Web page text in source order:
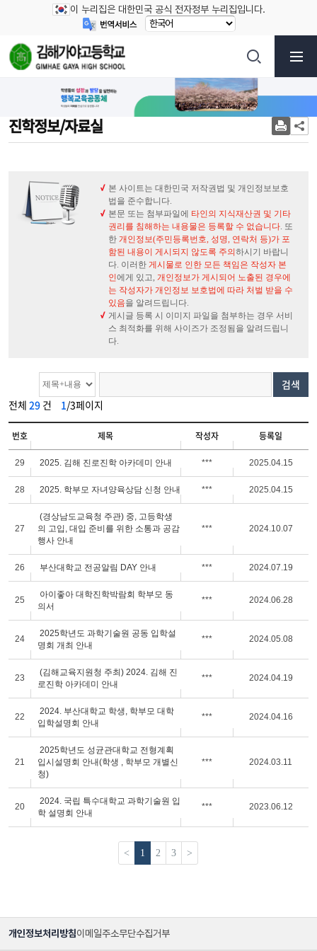
이 누리집은 대한민국 공식 전자정부 누리집입니다.
진학정보/자료실
본 사이트는 대한민국 저작권법 및 개인정보보호
법을 준수합니다.
본문 또는 첨부파일에 타인의 지식재산권 및 기타
권리를 침해하는 내용물은 등록할 수 없습니다. 또
한 개인정보(주민등록번호, 성명, 연락처 등)가 포
함된 내용이 게시되지 않도록 주의하시기 바랍니
다. 이러한 게시물로 인한 모든 책임은 작성자 본
인에게 있고, 개인정보가 게시되어 노출된 경우에
는 작성자가 개인정보 보호법에 따라 처벌 받을 수
있음을 알려드립니다.
게시글 등록 시 이미지 파일을 첨부하는 경우 서비
스 최적화를 위해 사이즈가 조정됨을 알려드립니
다.
전체 29 건 1 /3페이지
검색
번호 제목 작성자 등록일
29 2025. 김해 진로진학 아카데미 안내 *** 2025.04.15
28 2025. 학부모 자녀양육상담 신청 안내 *** 2025.04.15
27
(경상남도교육청 주관) 중, 고등학생
의 고입, 대입 준비를 위한 소통과 공감
행사 안내
*** 2024.10.07
26 부산대학교 전공알림 DAY 안내 *** 2024.07.19
25
아이좋아 대학진학박람회 학부모 동
의서
*** 2024.06.28
24
2025학년도 과학기술원 공동 입학설
명회 개최 안내
*** 2024.05.08
23
(김해교육지원청 주최) 2024. 김해 진
로진학 아카데미 안내
*** 2024.04.19
22
2024. 부산대학교 학생, 학부모 대학
입학설명회 안내
*** 2024.04.16
21
2025학년도 성균관대학교 전형계획
입시설명회 안내(학생 , 학부모 개별신
청)
*** 2024.03.11
20
2024. 국립 특수대학교 과학기술원 입
학 설명회 안내
*** 2023.06.12
< 1 2 3 >
개인정보처리방침이메일주소무단수집거부